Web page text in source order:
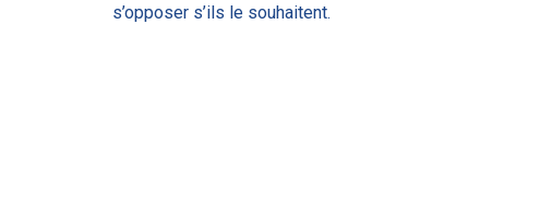
s’opposer s’ils le souhaitent.